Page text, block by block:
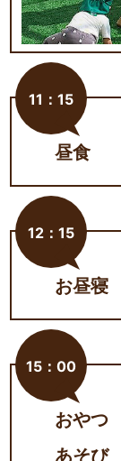
11：15
昼食
12：15
お昼寝
15：00
おやつ
あそび